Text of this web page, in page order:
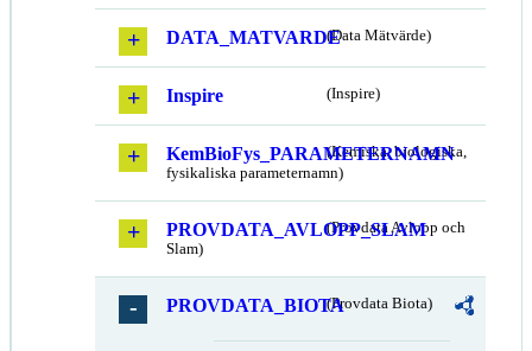
DATA_MATVARDE(Data Mätvärde)
Inspire (Inspire)
KemBioFys_PARAMETERNAMN
(Kemiska, biologiska,
fysikaliska parameternamn)
PROVDATA_AVLOPP_SLAM
(Provdata Avlopp och
Slam)
PROVDATA_BIOTA(Provdata Biota)